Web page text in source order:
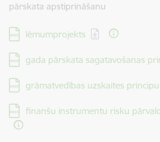
pārskata apstiprināšanu
Lejupielādēt:
lēmumprojekts
Lejupielādēt:
gada pārskata sagatavošanas
Lejupielādēt:
grāmatvedības uzskaites
Lejupielādēt:
finanšu instrumentu risku